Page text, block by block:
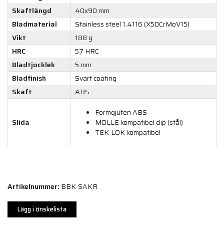
Skaftlängd
40х90 mm
Bladmaterial
Stainless steel 1.4116 (X50CrMoV15)
Vikt
188 g
HRC
57 HRC
Bladtjocklek
5 mm
Bladfinish
Svart coating
Skaft
ABS
Slida
Formgjuten ABS
MOLLE kompatibel clip (stål)
TEK-LOK kompatibel
Artikelnummer: BBK-SAKR
Lägg i önskelista